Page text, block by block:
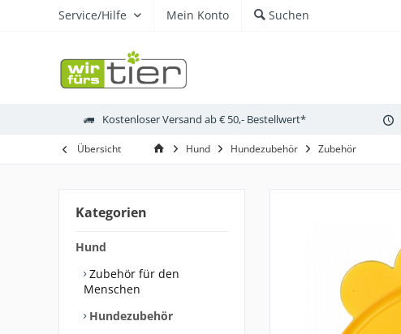
Service/Hilfe Mein Konto Suchen
Kostenloser Versand ab € 50,- Bestellwert*
Übersicht Hund Hundezubehör Zubehör
Kategorien
Hund
Zubehör für den
Menschen
Hundezubehör